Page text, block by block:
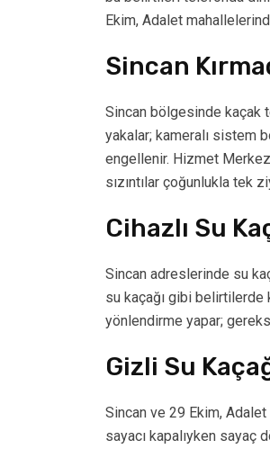
Ekim, Adalet
Sincan
Sincan bölgesinde kaçak
yakalar; kameralı sistem
engellenir. Hizmet
sızıntılar çoğunlukla tek
Cihazlı Su
Sincan adreslerinde su
su kaçağı gibi belirtilerde
yönlendirme yapar;
Gizli Su
Sincan ve 29 Ekim,
sayacı kapalıyken sayaç